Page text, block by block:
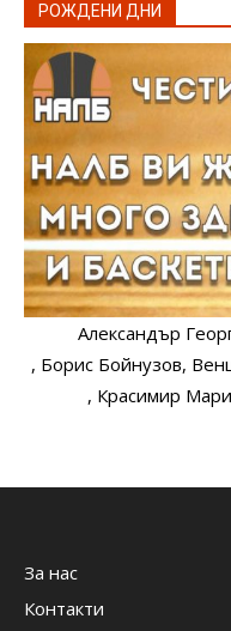
РОЖДЕНИ ДНИ
Александър
, Борис Бойнузов,
, Красимир
За нас
Контакти